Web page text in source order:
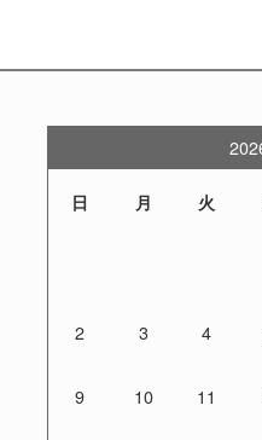
日 月 火
2 3 4
9 10 11